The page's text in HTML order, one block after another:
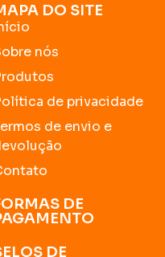
DO SITE
nós
de privacidade
de envio e
DE
DE